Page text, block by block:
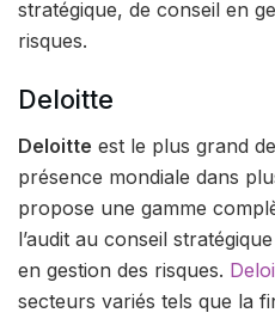
stratégique, de conseil en
risques.
Deloitte
Deloitte est le plus grand
présence mondiale dans
propose une gamme
l’audit au conseil
en gestion des risques.
secteurs variés tels que la